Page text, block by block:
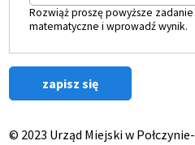
Rozwiąż proszę powyższe zadanie
matematyczne i wprowadź wynik.
© 2023 Urząd Miejski w Połczynie-